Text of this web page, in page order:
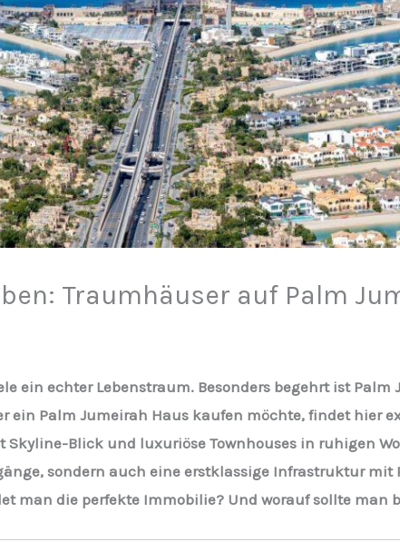
Traumhäuser auf Palm
ein echter Lebenstraum. Besonders begehrt ist
ein Palm Jumeirah Haus kaufen möchte, findet hier
Skyline-Blick und luxuriöse Townhouses in ruhigen
sondern auch eine erstklassige Infrastruktur mit
man die perfekte Immobilie? Und worauf sollte man